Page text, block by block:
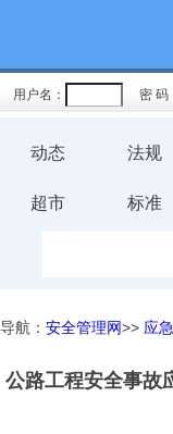
用户名： 密 码
动态 法规
超市 标准
规程
预案
评价
生
环保
导航： 安全管理网>> 应
公路工程安全事故